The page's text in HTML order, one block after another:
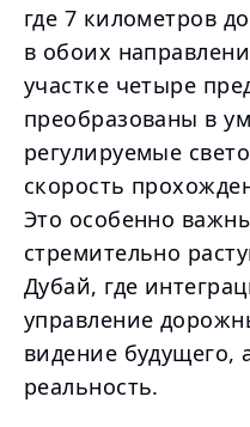
где 7 километров
в обоих
участке четыре
преобразованы в
регулируемые
скорость
Это особенно
стремительно
Дубай, где
управление
видение будущего,
реальность.